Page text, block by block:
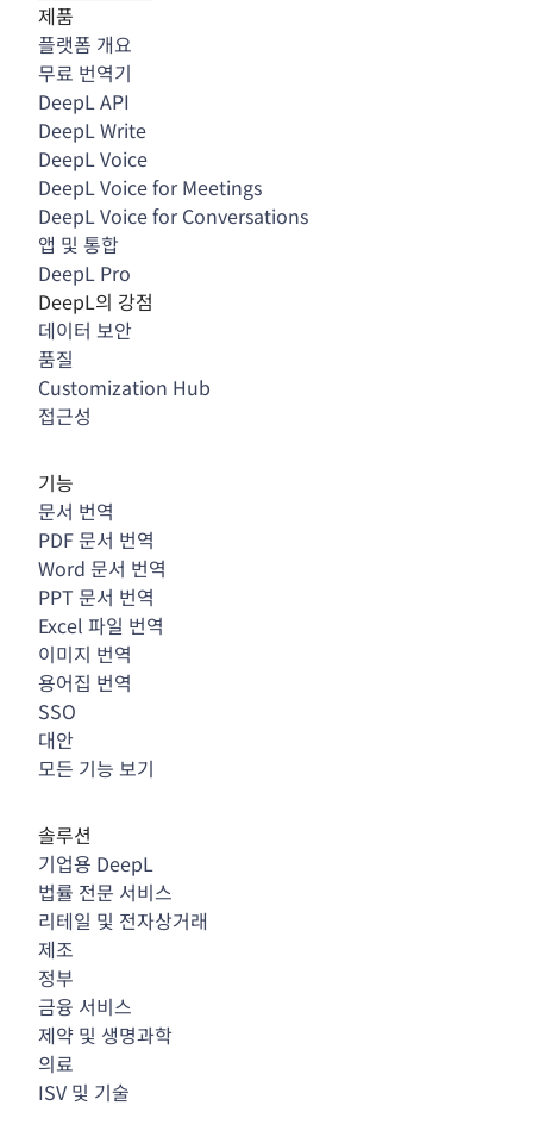
제품
플랫폼 개요
무료 번역기
DeepL API
DeepL Write
DeepL Voice
DeepL Voice for Meetings
DeepL Voice for Conversations
앱 및 통합
DeepL Pro
DeepL의 강점
데이터 보안
품질
Customization Hub
접근성
기능
문서 번역
PDF 문서 번역
Word 문서 번역
PPT 문서 번역
Excel 파일 번역
이미지 번역
용어집 번역
SSO
대안
모든 기능 보기
솔루션
기업용 DeepL
법률 전문 서비스
리테일 및 전자상거래
제조
정부
금융 서비스
제약 및 생명과학
의료
ISV 및 기술